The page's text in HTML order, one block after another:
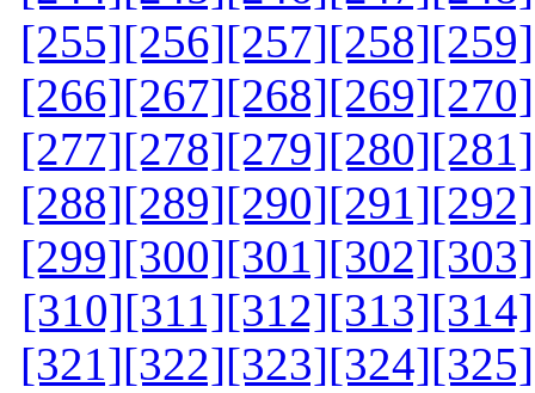
[255][256][257][258][259]
[266][267][268][269][270]
[277][278][279][280][281]
[288][289][290][291][292]
[299][300][301][302][303]
[310][311][312][313][314]
[321][322][323][324][325]